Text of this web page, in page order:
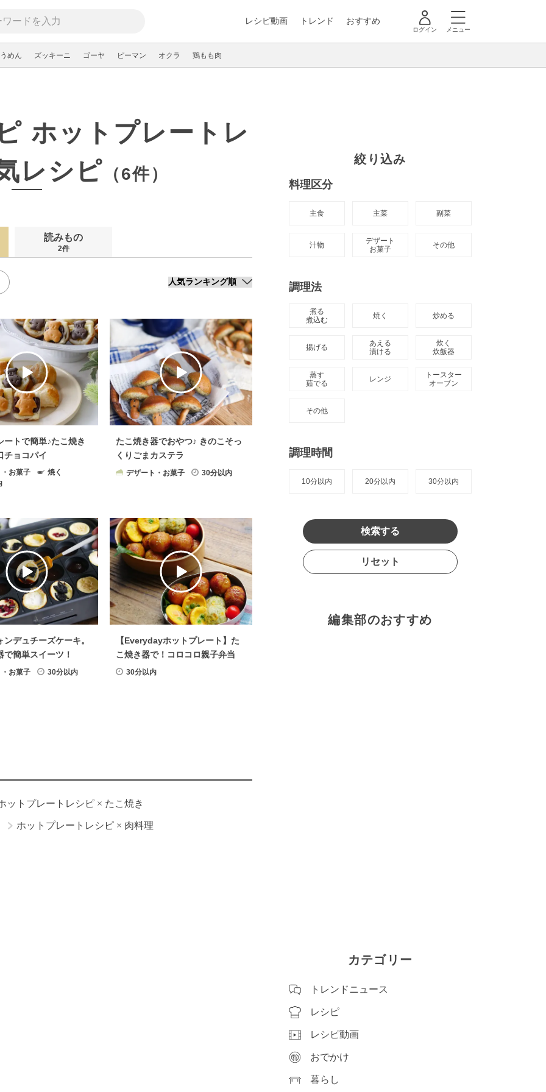
レシピ動画 トレンド おすすめ
ログイン メニュー
めん ズッキーニ ゴーヤ ピーマン オクラ 鶏もも肉
ホットプレートレ
レシピ （6件）
読みもの
2件
ートで簡単♪たこ焼き
チョコパイ
お菓子
焼く
たこ焼き器でおやつ♪ きのこそっ
くりごまカステラ
デザート・お菓子 30分以内
ンデュチーズケーキ。
で簡単スイーツ！
お菓子 30分以内
【Everydayホットプレート】た
こ焼き器で！コロコロ親子弁当
30分以内
ットプレートレシピ × たこ焼き
ホットプレートレシピ × 肉料理
絞り込み
料理区分
主食 主菜 副菜
汁物
デザート
お菓子
その他
調理法
煮る
煮込む
焼く 炒める
揚げる
あえる
漬ける
炊く
炊飯器
蒸す
茹でる
レンジ
トースター
オーブン
その他
調理時間
10分以内 20分以内 30分以内
検索する
リセット
編集部のおすすめ
カテゴリー
トレンドニュース
レシピ
レシピ動画
おでかけ
暮らし